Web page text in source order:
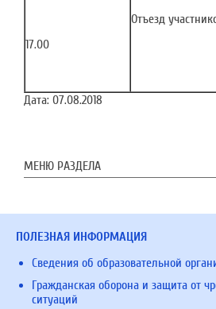
17.00
Отъезд
Дата: 07.08.2018
МЕНЮ РАЗДЕЛА
ПОЛЕЗНАЯ ИНФОРМАЦИЯ
Сведения об образовательной
Гражданская оборона и защита от
ситуаций